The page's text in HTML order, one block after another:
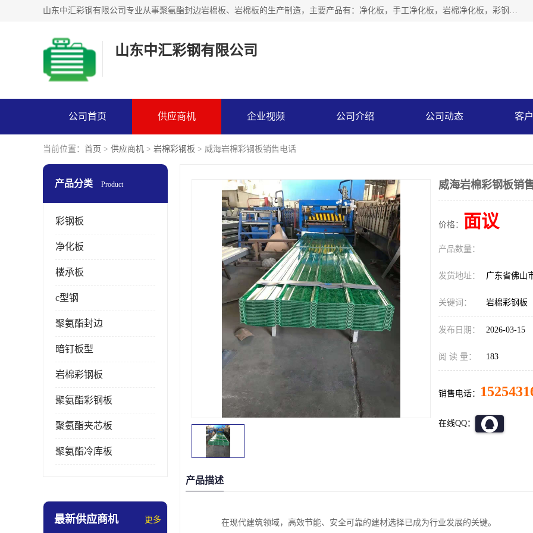
山东中汇彩钢有限公司专业从事聚氨酯封边岩棉板、岩棉板的生产制造，主要产品有：净化板，手工净化板，岩棉净化板，彩钢板，聚氨酯封边岩棉复合板，聚氨酯封边岩棉夹芯板。
山东中汇彩钢有限公司
公司首页 供应商机 企业视频 公司介绍 公司动态 客
当前位置： 首页 > 供应商机 > 岩棉彩钢板 > 威海岩棉彩钢板销售电话
产品分类 Product
彩钢板
净化板
楼承板
c型钢
聚氨酯封边
暗钉板型
岩棉彩钢板
聚氨酯彩钢板
聚氨酯夹芯板
聚氨酯冷库板
最新供应商机 更多
威海岩棉彩钢板销
价格： 面议
产品数量：
发货地址： 广东省佛山
关键词： 岩棉彩钢板
发布日期： 2026-03-15
阅 读 量： 183
销售电话：
在线QQ：
产品描述
在现代建筑领域，高效节能、安全可靠的建材选择已成为行业发展的关键。